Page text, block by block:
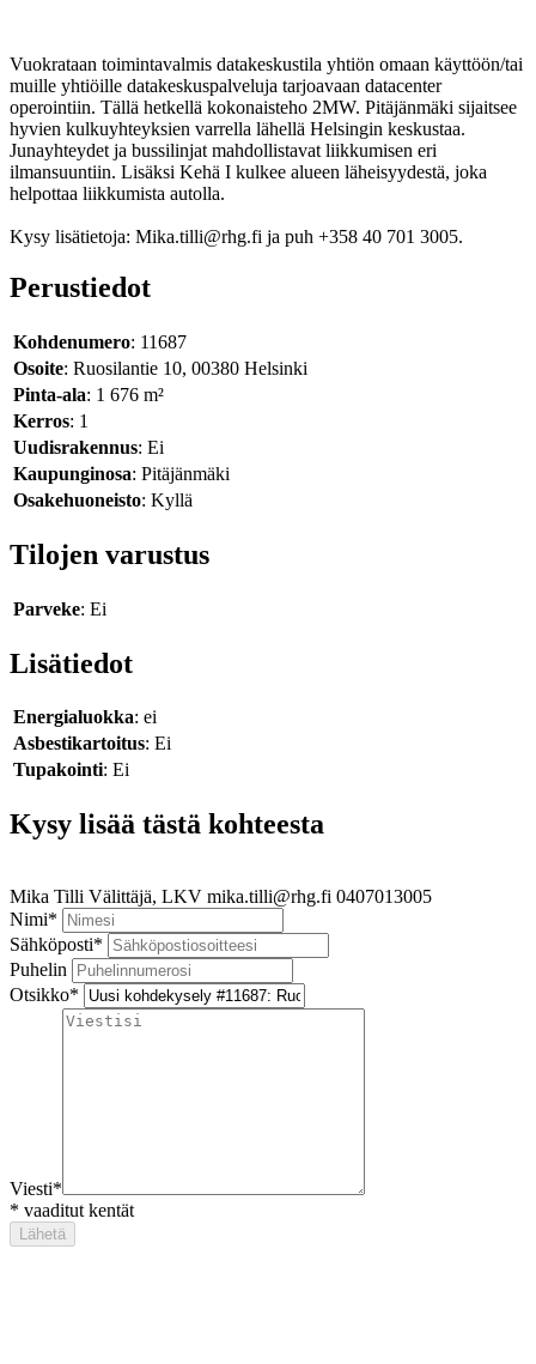
Vuokrataan toimintavalmis datakeskustila yhtiön omaan käyttöön/tai
muille yhtiöille datakeskuspalveluja tarjoavaan datacenter
operointiin. Tällä hetkellä kokonaisteho 2MW. Pitäjänmäki sijaitsee
hyvien kulkuyhteyksien varrella lähellä Helsingin keskustaa.
Junayhteydet ja bussilinjat mahdollistavat liikkumisen eri
ilmansuuntiin. Lisäksi Kehä I kulkee alueen läheisyydestä, joka
helpottaa liikkumista autolla.
Kysy lisätietoja: Mika.tilli@rhg.fi ja puh +358 40 701 3005.
Perustiedot
Kohdenumero: 11687
Osoite: Ruosilantie 10, 00380 Helsinki
Pinta-ala: 1 676 m²
Kerros: 1
Uudisrakennus: Ei
Kaupunginosa: Pitäjänmäki
Osakehuoneisto: Kyllä
Tilojen varustus
Parveke: Ei
Lisätiedot
Energialuokka: ei
Asbestikartoitus: Ei
Tupakointi: Ei
Kysy lisää tästä kohteesta
Mika Tilli Välittäjä, LKV mika.tilli@rhg.fi 0407013005
Nimi*
Sähköposti*
Puhelin
Otsikko*
Viesti*
* vaaditut kentät